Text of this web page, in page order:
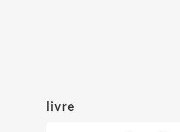
livre